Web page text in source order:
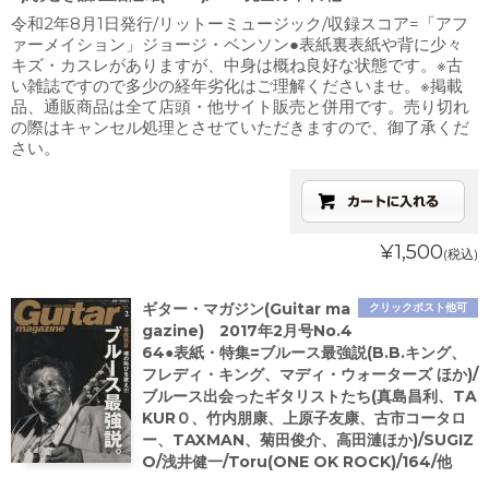
令和2年8月1日発行/リットーミュージック/収録スコア=「アフ
ァーメイション」ジョージ・ベンソン●表紙裏表紙や背に少々
キズ・カスレがありますが、中身は概ね良好な状態です。※古
い雑誌ですので多少の経年劣化はご理解くださいませ。※掲載
品、通販商品は全て店頭・他サイト販売と併用です。売り切れ
の際はキャンセル処理とさせていただきますので、御了承くだ
さい。
¥1,500(税込)
クリックポスト他可
ギター・マガジン(Guitar ma
gazine) 2017年2月号No.4
64●表紙・特集=ブルース最強説(B.B.キング、
フレディ・キング、マディ・ウォーターズ ほか)/
ブルース出会ったギタリストたち(真島昌利、TA
KURＯ、竹内朋康、上原子友康、古市コータロ
ー、TAXMAN、菊田俊介、高田漣ほか)/SUGIZ
O/浅井健一/Toru(ONE OK ROCK)/164/他